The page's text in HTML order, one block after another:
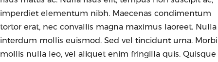
imperdiet elementum nibh. Maecenas condimentum
tortor erat, nec convallis magna maximus laoreet. Nulla
interdum mollis euismod. Sed vel tincidunt urna. Morbi
mollis nulla leo, vel aliquet enim fringilla quis. Quisque